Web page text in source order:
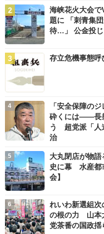
海峡花火大会で
題に 「刺青集
待…」 公金投
存立危機事態
「安全保障の
砕くには――長
う 超党派「人
治
大丸閉店が物
史に幕 水産都
会】
れいわ新選組
の根の力 山本
党茶番の国政揺